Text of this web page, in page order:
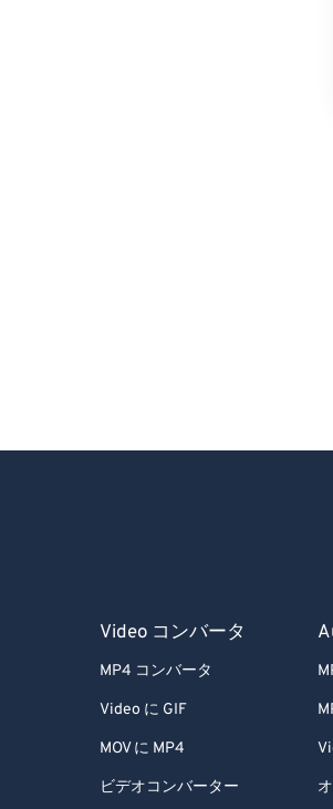
Video コンバータ
MP4 コンバータ
Video に GIF
MOV に MP4
ビデオコンバーター